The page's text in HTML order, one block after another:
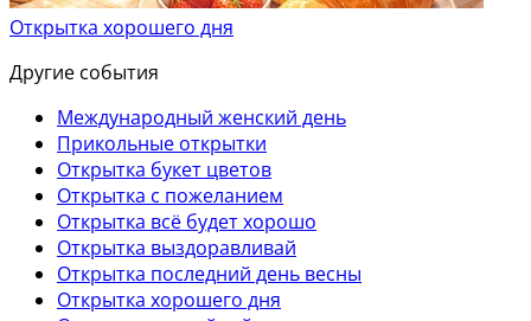
Открытка хорошего дня
Другие события
Международный женский день
Прикольные открытки
Открытка букет цветов
Открытка с пожеланием
Открытка всё будет хорошо
Открытка выздоравливай
Открытка последний день весны
Открытка хорошего дня